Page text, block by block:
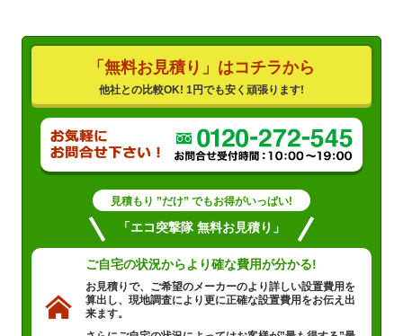
「無料お見積り」はコチラから
他社との比較OK! 1円でも安く頑張ります!
見積もり ”だけ” でもお得がいっぱい!
「エコ突撃隊 無料お見積り」
ご自宅の状況からより確な費用が分かる!
お見積りで、ご希望のメーカーのより詳しい設置費用を
算出し、現地調査により更に正確な設置費用をお伝え出
来ます。